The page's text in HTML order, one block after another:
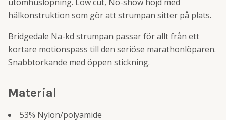
hälkonstruktion som gör att strumpan sitter på plats.
Bridgedale Na-kd strumpan passar för allt från ett
kortare motionspass till den seriöse marathonlöparen.
Snabbtorkande med öppen stickning.
Material
53% Nylon/polyamide